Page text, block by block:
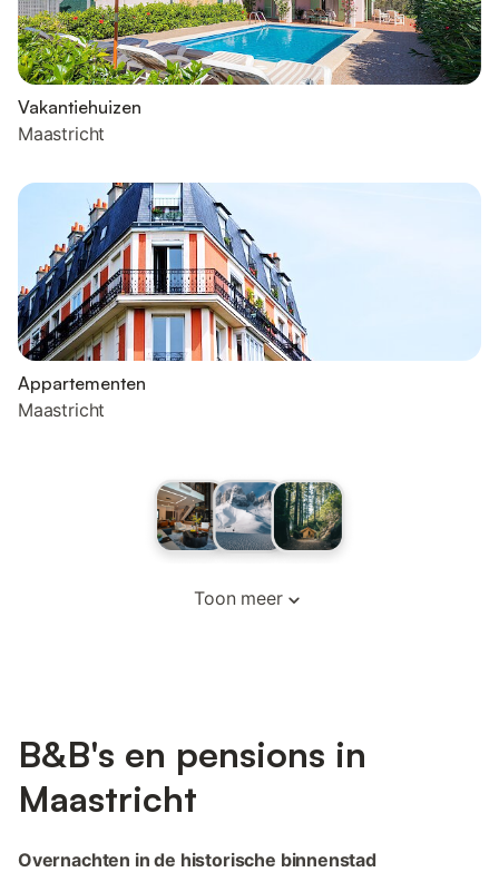
Vakantiehuizen
Maastricht
Appartementen
Maastricht
Toon meer
B&B's en pensions in
Maastricht
Overnachten in de historische binnenstad